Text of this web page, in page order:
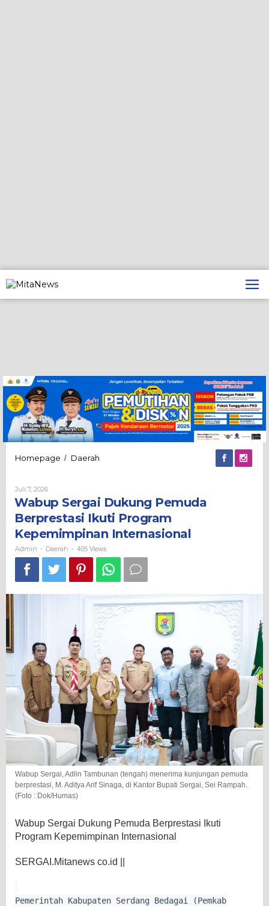
ke
konten
Homepage / Daerah
Berprestasi
Ikuti
Program
Kepemimpinan
Juli 7, 2026Oleh
Wabup Sergai Dukung Pemuda
Berprestasi Ikuti Program
Kepemimpinan Internasional
Admin - Daerah - 405 Views
Wabup Sergai, Adlin Tambunan (tengah) menerima kunjungan pemuda
berprestasi, M. Aditya Arif Sinaga, di Kantor Bupati Sergai, Sei Rampah.
(Foto : Dok/Humas)
Wabup Sergai Dukung Pemuda Berprestasi Ikuti
Program Kepemimpinan Internasional
SERGAI.Mitanews co.id ||
Pemerintah Kabupaten Serdang Bedagai (Pemkab